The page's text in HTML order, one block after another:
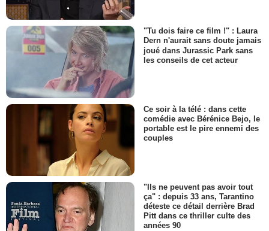
"Tu dois faire ce film !" : Laura
Dern n'aurait sans doute jamais
joué dans Jurassic Park sans
les conseils de cet acteur
Ce soir à la télé : dans cette
comédie avec Bérénice Bejo, le
portable est le pire ennemi des
couples
"Ils ne peuvent pas avoir tout
ça" : depuis 33 ans, Tarantino
déteste ce détail derrière Brad
Pitt dans ce thriller culte des
années 90